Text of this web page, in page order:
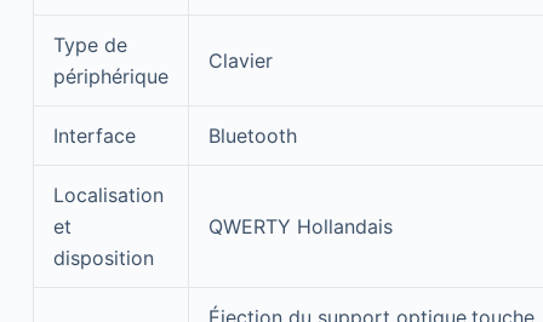
Type de
périphérique
Clavier
Interface Bluetooth
Localisation
et
disposition
QWERTY Hollandais